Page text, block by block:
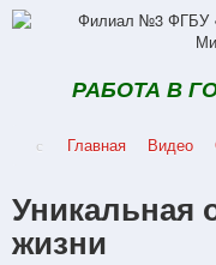
РАБОТА В
Главная Видео
Уникальная
жизни